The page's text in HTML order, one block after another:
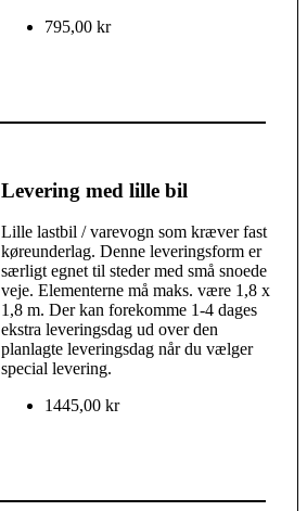
795,00 kr
Levering med lille bil
Lille lastbil / varevogn som kræver fast
køreunderlag. Denne leveringsform er
særligt egnet til steder med små snoede
veje. Elementerne må maks. være 1,8 x
1,8 m. Der kan forekomme 1-4 dages
ekstra leveringsdag ud over den
planlagte leveringsdag når du vælger
special levering.
1445,00 kr